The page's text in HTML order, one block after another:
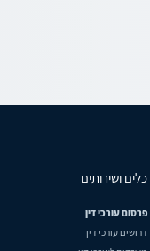
כלים ושירותים
פרסום עורכי דין
דרושים עורכי דין